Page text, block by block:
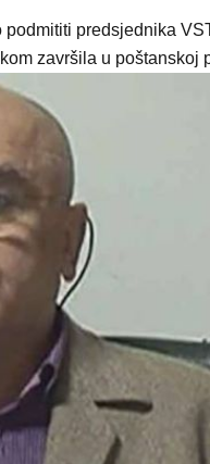
predsjednika
završila u poštanskoj